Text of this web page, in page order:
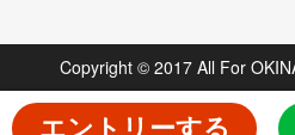
Copyright © 2017 All For